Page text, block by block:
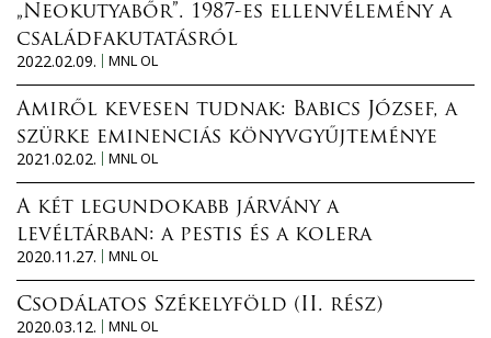
„Neokutyabőr”. 1987-es ellenvélemény a
családfakutatásról
2022.02.09.
MNL OL
Amiről kevesen tudnak: Babics József, a
szürke eminenciás könyvgyűjteménye
2021.02.02.
MNL OL
A két legundokabb járvány a
levéltárban: a pestis és a kolera
2020.11.27.
MNL OL
Csodálatos Székelyföld (II. rész)
2020.03.12.
MNL OL